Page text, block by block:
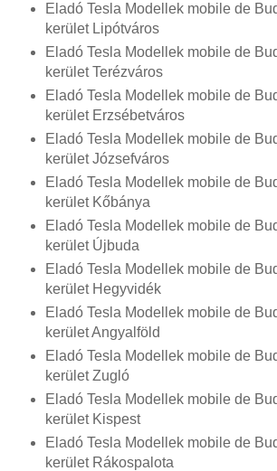
Eladó Tesla Modellek mobile de
kerület Lipótváros
Eladó Tesla Modellek mobile de
kerület Terézváros
Eladó Tesla Modellek mobile de
kerület Erzsébetváros
Eladó Tesla Modellek mobile de
kerület Józsefváros
Eladó Tesla Modellek mobile de
kerület Kőbánya
Eladó Tesla Modellek mobile de
kerület Újbuda
Eladó Tesla Modellek mobile de
kerület Hegyvidék
Eladó Tesla Modellek mobile de
kerület Angyalföld
Eladó Tesla Modellek mobile de
kerület Zugló
Eladó Tesla Modellek mobile de
kerület Kispest
Eladó Tesla Modellek mobile de
kerület Rákospalota